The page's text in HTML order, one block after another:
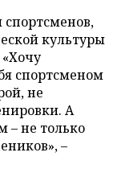
культуры
спортсменом
не
А
– не только
–